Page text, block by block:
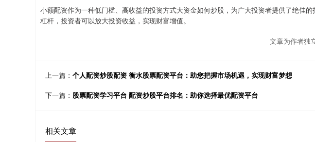
小额配资作为一种低门槛、高收益的投资方式大资金如何炒股，为广大投资者提供了绝佳
杠杆，投资者可以放大投资收益，实现财富增值。
文章为作者独
上一篇： 个人配资炒股配资 衡水股票配资平台：助您把握市场机遇，实现财富梦想
下一篇： 股票配资学习平台 配资炒股平台排名：助你选择最优配资平台
相关文章